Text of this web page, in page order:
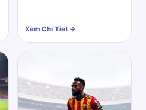
Xem Chi Tiết →